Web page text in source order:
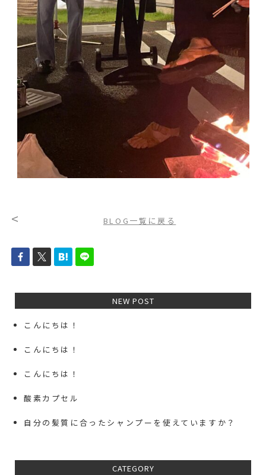
< BLOG一覧に戻る
NEW POST
こんにちは！
こんにちは！
こんにちは！
酸素カプセル
自分の髪質に合ったシャンプーを使えていますか？
CATEGORY